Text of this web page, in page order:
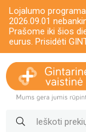
Lojalumo programa
2026.09.01
Prašome iki šios
eurus. Prisidėti